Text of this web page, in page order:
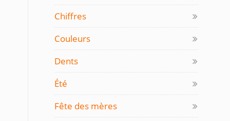
Chiffres
Couleurs
Dents
Été
Fête des mères